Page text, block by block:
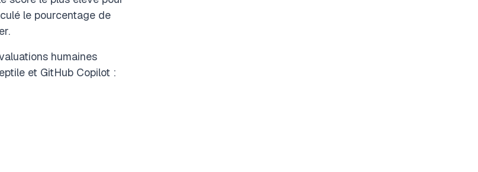
le pourcentage de
humaines
et GitHub Copilot :